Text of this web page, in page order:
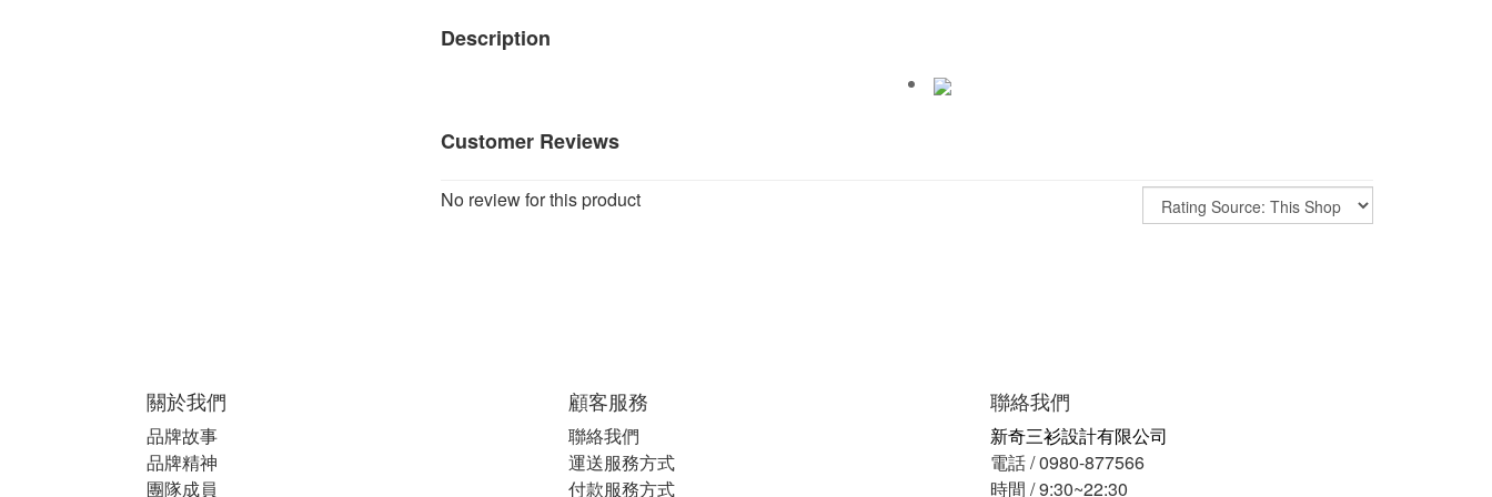
Description
Customer Reviews
No review for this product
關於我們
品牌故事
品牌精神
團隊成員
顧客服務
聯絡我們
運送服務方式
付款服務方式
聯絡我們
新奇三衫設計有限公司
電話 / 0980-877566
時間 / 9:30~22:30